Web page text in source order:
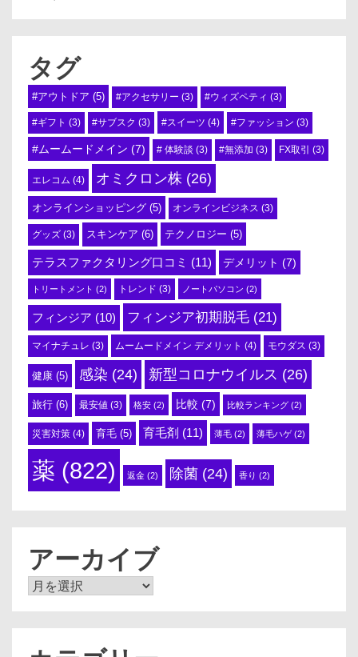
タグ
#アウトドア (5) #アクセサリー (3) #ウィズペティ (3)
#ギフト (3) #サブスク (3) #スイーツ (4) #ファッション (3)
#ムームードメイン (7) # 体験談 (3) #無添加 (3) FX取引 (3)
エレコム (4) オミクロン株 (26)
オンラインショッピング (5) オンラインビジネス (3)
グッズ (3) スキンケア (6) テクノロジー (5)
テラスファクタリング口コミ (11) デメリット (7)
トリートメント (2) トレンド (3) ノートパソコン (2)
フィンジア (10) フィンジア初期脱毛 (21)
マイナチュレ (3) ムームードメイン デメリット (4) モウダス (3)
健康 (5) 感染 (24) 新型コロナウイルス (26)
旅行 (6) 最安値 (3) 格安 (2) 比較 (7) 比較ランキング (2)
災害対策 (4) 育毛 (5) 育毛剤 (11) 薄毛 (2) 薄毛ハゲ(2)
薬 (822) 返金 (2) 除菌 (24) 香り (2)
アーカイブ
ア